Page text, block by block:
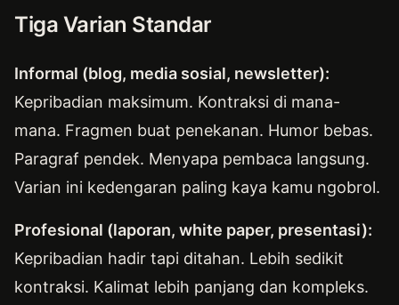
Tiga Varian Standar
Informal (blog, media sosial, newsletter):
Kepribadian maksimum. Kontraksi di mana-
mana. Fragmen buat penekanan. Humor bebas.
Paragraf pendek. Menyapa pembaca langsung.
Varian ini kedengaran paling kaya kamu ngobrol.
Profesional (laporan, white paper, presentasi):
Kepribadian hadir tapi ditahan. Lebih sedikit
kontraksi. Kalimat lebih panjang dan kompleks.